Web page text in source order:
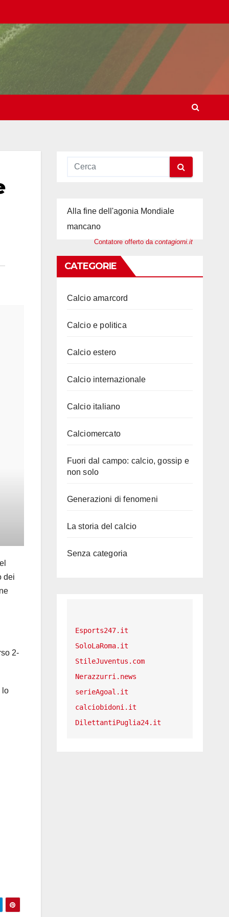
dei
2-
lo
Alla fine dell'agonia Mondiale
mancano
Contatore offerto da contagiorni.it
CATEGORIE
Calcio amarcord
Calcio e politica
Calcio estero
Calcio internazionale
Calcio italiano
Calciomercato
Fuori dal campo: calcio, gossip e
non solo
Generazioni di fenomeni
La storia del calcio
Senza categoria
Esports247.it
SoloLaRoma.it
StileJuventus.com
Nerazzurri.news
serieAgoal.it
calciobidoni.it
DilettantiPuglia24.it